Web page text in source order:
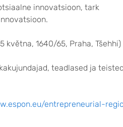
innovatsioon, tark
května, 1640/65, Praha, Tšehhi)
teadlased ja
entrepreneurial-